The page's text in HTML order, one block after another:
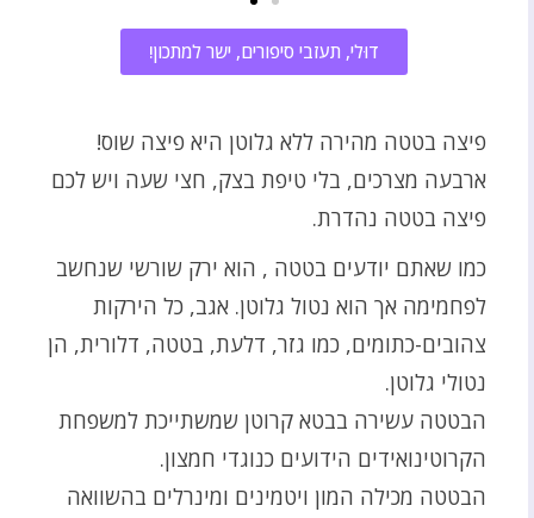
דוּלי, תעזבי סיפורים, ישר למתכון!
פיצה בטטה מהירה ללא גלוטן היא פיצה שוס!
ארבעה מצרכים, בלי טיפת בצק, חצי שעה ויש לכם
פיצה בטטה נהדרת.
כמו שאתם יודעים בטטה , הוא ירק שורשי שנחשב
לפחמימה אך הוא נטול גלוטן. אגב, כל הירקות
צהובים-כתומים, כמו גזר, דלעת, בטטה, דלורית, הן
נטולי גלוטן.
הבטטה עשירה בבטא קרוטן שמשתייכת למשפחת
הקרוטינואידים הידועים כנוגדי חמצון.
הבטטה מכילה המון ויטמינים ומינרלים בהשוואה